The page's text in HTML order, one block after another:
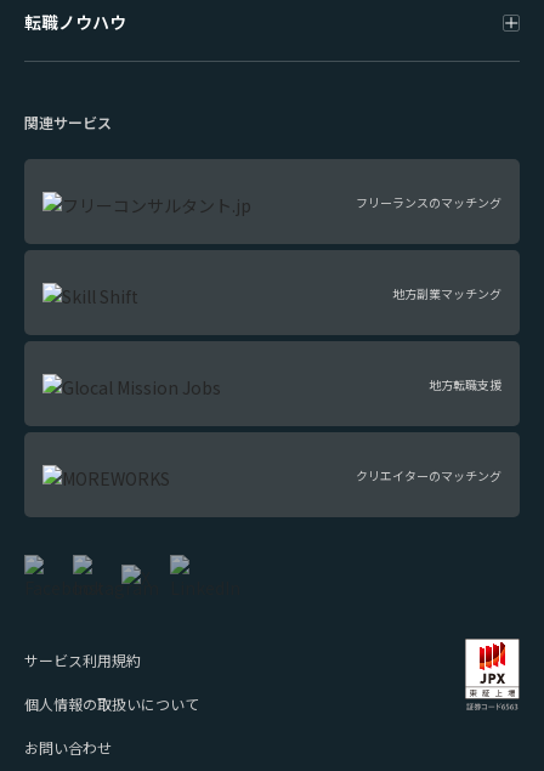
転職ノウハウ
関連サービス
フリーランスのマッチング
地方副業マッチング
地方転職支援
クリエイターのマッチング
サービス利用規約
個人情報の取扱いについて
お問い合わせ